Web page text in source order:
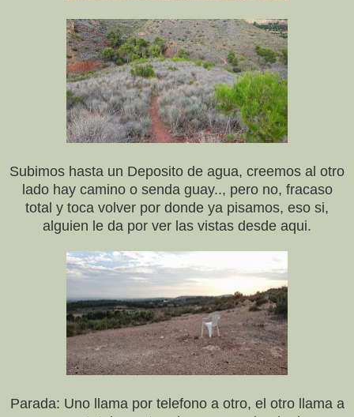
Subimos hasta un Deposito de agua, creemos al otro
lado hay camino o senda guay.., pero no, fracaso
total y toca volver por donde ya pisamos, eso si,
alguien le da por ver las vistas desde aqui.
Parada: Uno llama por telefono a otro, el otro llama a